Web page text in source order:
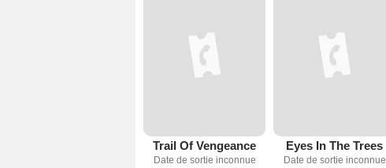
Trail Of Vengeance
Date de sortie inconnue
Eyes In The Trees
Date de sortie inconnue